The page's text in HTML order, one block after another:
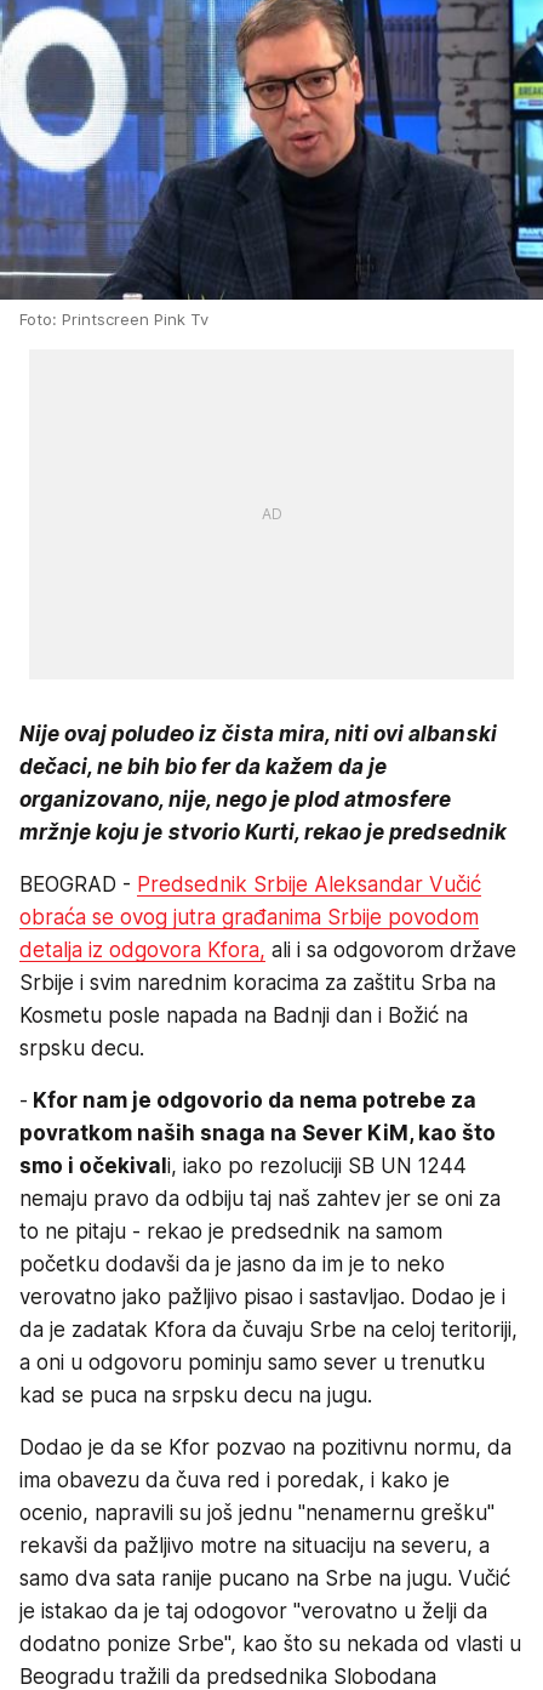
Foto: Printscreen Pink Tv
Nije ovaj poludeo iz čista mira, niti ovi albanski
dečaci, ne bih bio fer da kažem da je
organizovano, nije, nego je plod atmosfere
mržnje koju je stvorio Kurti, rekao je predsednik
BEOGRAD - Predsednik Srbije Aleksandar Vučić
obraća se ovog jutra građanima Srbije povodom
detalja iz odgovora Kfora, ali i sa odgovorom države
Srbije i svim narednim koracima za zaštitu Srba na
Kosmetu posle napada na Badnji dan i Božić na
srpsku decu.
- Kfor nam je odgovorio da nema potrebe za
povratkom naših snaga na Sever KiM, kao što
smo i očekivali, iako po rezoluciji SB UN 1244
nemaju pravo da odbiju taj naš zahtev jer se oni za
to ne pitaju - rekao je predsednik na samom
početku dodavši da je jasno da im je to neko
verovatno jako pažljivo pisao i sastavljao. Dodao je i
da je zadatak Kfora da čuvaju Srbe na celoj teritoriji,
a oni u odgovoru pominju samo sever u trenutku
kad se puca na srpsku decu na jugu.
Dodao je da se Kfor pozvao na pozitivnu normu, da
ima obavezu da čuva red i poredak, i kako je
ocenio, napravili su još jednu "nenamernu grešku"
rekavši da pažljivo motre na situaciju na severu, a
samo dva sata ranije pucano na Srbe na jugu. Vučić
je istakao da je taj odogovor "verovatno u želji da
dodatno ponize Srbe", kao što su nekada od vlasti u
Beogradu tražili da predsednika Slobodana